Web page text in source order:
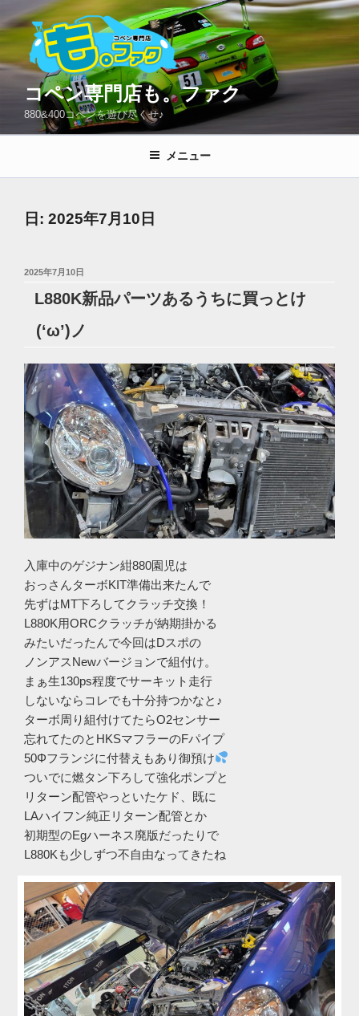
ン
テ
ン
プ
コペン専門店も。ファク
880&400コペンを遊び尽くせ♪
メニュー
日: 2025年7月10日
投
2025年7月10日
L880K新品パーツあるうちに買っとけ
(‘ω’)ノ
入庫中のゲジナン紺880園児は
おっさんターボKIT準備出来たんで
先ずはMT下ろしてクラッチ交換！
L880K用ORCクラッチが納期掛かる
みたいだったんで今回はDスポの
ノンアスNewバージョンで組付け。
まぁ生130ps程度でサーキット走行
しないならコレでも十分持つかなと♪
ターボ周り組付けてたらO2センサー
忘れてたのとHKSマフラーのFパイプ
50Φフランジに付替えもあり御預け
ついでに燃タン下ろして強化ポンプと
リターン配管やっといたケド、既に
LAハイフン純正リターン配管とか
初期型のEgハーネス廃版だったりで
L880Kも少しずつ不自由なってきたね